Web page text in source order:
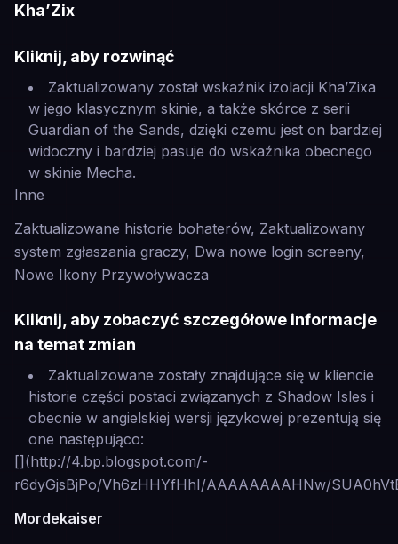
Kha’Zix
Kliknij, aby rozwinąć
Zaktualizowany został wskaźnik izolacji Kha’Zixa
w jego klasycznym skinie, a także skórce z serii
Guardian of the Sands, dzięki czemu jest on bardziej
widoczny i bardziej pasuje do wskaźnika obecnego
w skinie Mecha.
Inne
Zaktualizowane historie bohaterów, Zaktualizowany
system zgłaszania graczy, Dwa nowe login screeny,
Nowe Ikony Przywoływacza
Kliknij, aby zobaczyć szczegółowe informacje
na temat zmian
Zaktualizowane zostały znajdujące się w kliencie
historie części postaci związanych z Shadow Isles i
obecnie w angielskiej wersji językowej prezentują się
one następująco:
[](http://4.bp.blogspot.com/-
r6dyGjsBjPo/Vh6zHHYfHhI/AAAAAAAAHNw/
Mordekaiser